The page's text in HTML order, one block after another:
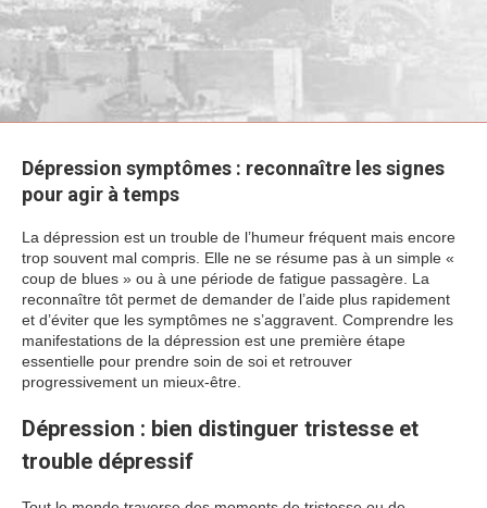
Dépression symptômes : reconnaître les signes
pour agir à temps
La dépression est un trouble de l’humeur fréquent mais encore
trop souvent mal compris. Elle ne se résume pas à un simple «
coup de blues » ou à une période de fatigue passagère. La
reconnaître tôt permet de demander de l’aide plus rapidement
et d’éviter que les symptômes ne s’aggravent. Comprendre les
manifestations de la dépression est une première étape
essentielle pour prendre soin de soi et retrouver
progressivement un mieux-être.
Dépression : bien distinguer tristesse et
trouble dépressif